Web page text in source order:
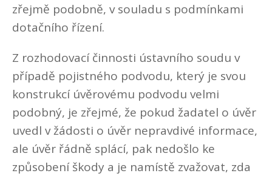
zřejmě podobně, v souladu s podmínkami
dotačního řízení.
Z rozhodovací činnosti ústavního soudu v
případě pojistného podvodu, který je svou
konstrukcí úvěrovému podvodu velmi
podobný, je zřejmé, že pokud žadatel o úvěr
uvedl v žádosti o úvěr nepravdivé informace,
ale úvěr řádně splácí, pak nedošlo ke
způsobení škody a je namístě zvažovat, zda